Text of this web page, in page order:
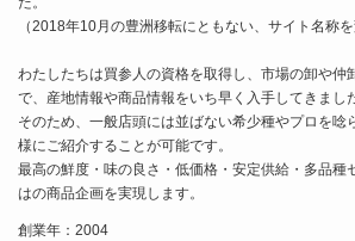
（2018年10月の豊洲移転にともない、サイト名称を
わたしたちは買参人の資格を取得し、市場の卸や仲
で、産地情報や商品情報をいち早く入手してきまし
そのため、一般店頭には並ばない希少種やプロを唸
様にご紹介することが可能です。
最高の鮮度・味の良さ・低価格・安定供給・多品種
はの商品企画を実現します。
創業年：2004